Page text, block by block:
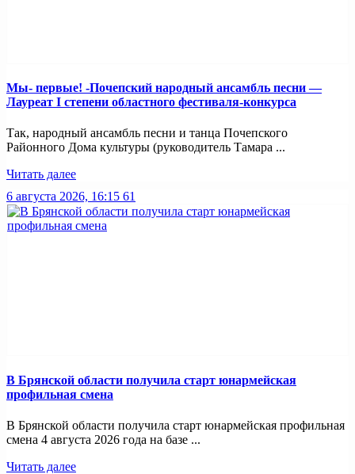
Мы- первые! -Почепский народный ансамбль песни —
Лауреат I степени областного фестиваля-конкурса
Так, народный ансамбль песни и танца Почепского
Районного Дома культуры (руководитель Тамара ...
Читать далее
6 августа 2026, 16:15 61
В Брянской области получила старт юнармейская
профильная смена
В Брянской области получила старт юнармейская профильная
смена 4 августа 2026 года на базе ...
Читать далее